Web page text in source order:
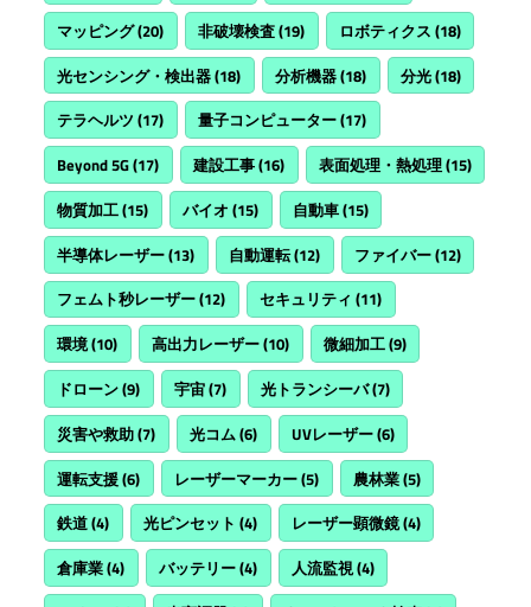
マッピング(20) 非破壊検査(19) ロボティクス (18)
光センシング・検出器(18) 分析機器(18) 分光(18)
テラヘルツ (17) 量子コンピューター(17)
Beyond 5G(17) 建設工事(16) 表面処理・熱処理(15)
物質加工(15) バイオ (15) 自動車(15)
半導体レーザー(13) 自動運転(12) ファイバー(12)
フェムト秒レーザー(12) セキュリティ (11)
環境(10) 高出力レーザー(10) 微細加工(9)
ドローン(9) 宇宙(7) 光トランシーバ(7)
災害や救助(7) 光コム(6) UVレーザー(6)
運転支援(6) レーザーマーカー(5) 農林業(5)
鉄道(4) 光ピンセット (4) レーザー顕微鏡(4)
倉庫業(4) バッテリー(4) 人流監視(4)